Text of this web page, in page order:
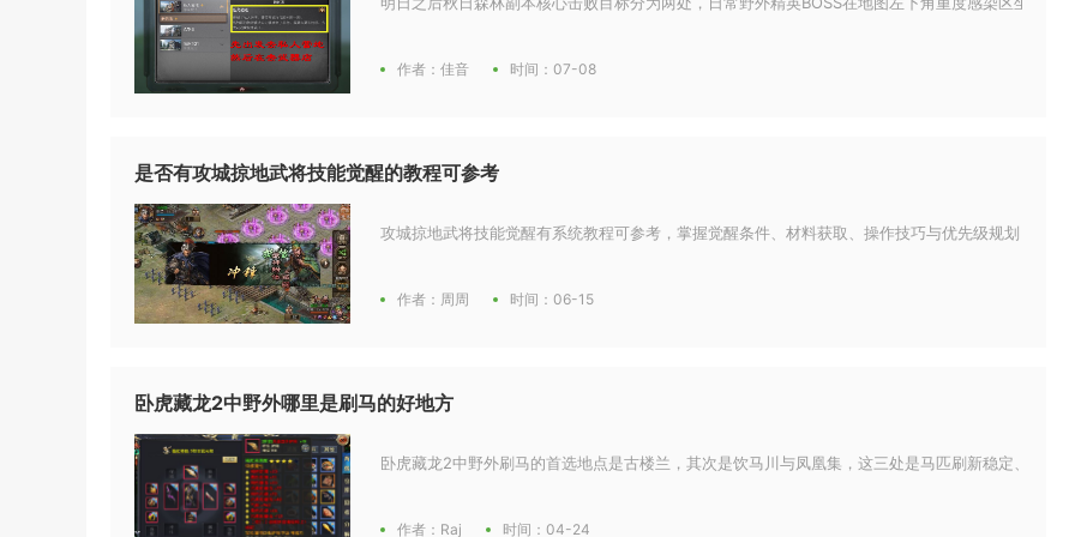
作者：佳音 时间：07-08
是否有攻城掠地武将技能觉醒的教程可参考
攻城掠地武将技能觉醒有系统教程可参考，掌握觉醒条件、材料获取、操作技巧与优先级规划，能高
作者：周周 时间：06-15
卧虎藏龙2中野外哪里是刷马的好地方
卧虎藏龙2中野外刷马的首选地点是古楼兰，其次是饮马川与凤凰集，这三处是马匹刷新稳定、驯服
作者：Raj 时间：04-24